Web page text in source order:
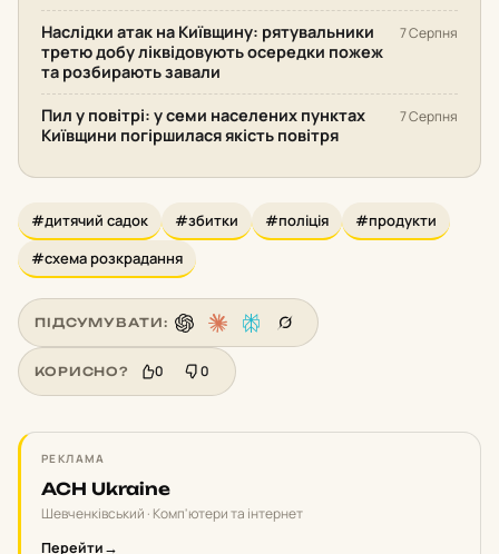
Наслідки атак на Київщину: рятувальники
третю добу ліквідовують осередки пожеж
та розбирають завали
7 Серпня
Пил у повітрі: у семи населених пунктах
Київщини погіршилася якість повітря
7 Серпня
#дитячий садок #збитки #поліція
#продукти
#схема розкрадання
ПІДСУМУВАТИ:
КОРИСНО? 0 0
РЕКЛАМА
ACH Ukraine
Шевченківський · Комп'ютери та інтернет
Перейти→